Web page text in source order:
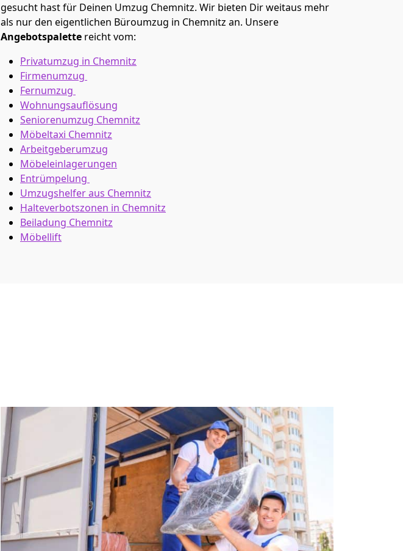
gesucht hast für Deinen Umzug Chemnitz. Wir bieten Dir weitaus mehr
als nur den eigentlichen Büroumzug in Chemnitz an. Unsere
Angebotspalette reicht vom:
Privatumzug in Chemnitz
Firmenumzug
Fernumzug
Wohnungsauflösung
Seniorenumzug Chemnitz
Möbeltaxi Chemnitz
Arbeitgeberumzug
Möbeleinlagerungen
Entrümpelung
Umzugshelfer aus Chemnitz
Halteverbotszonen in Chemnitz
Beiladung Chemnitz
Möbellift